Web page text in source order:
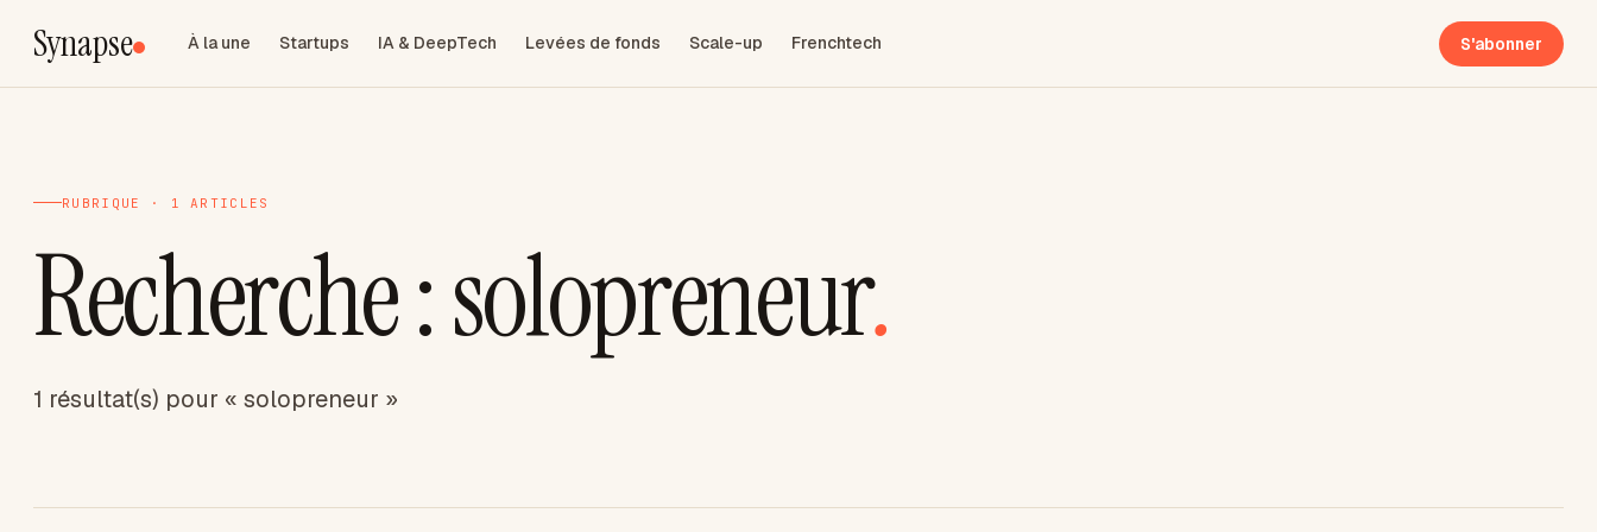
Synapse À la une Startups IA & DeepTech Levées de fonds Scale-up Frenchtech S'abonner
RUBRIQUE · 1 ARTICLES
Recherche : solopreneur.
1 résultat(s) pour « solopreneur »